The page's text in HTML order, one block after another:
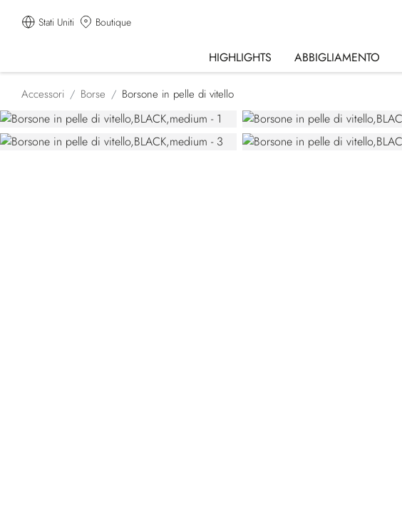
Stati Uniti Boutique
HIGHLIGHTS ABBIGLIAMENTO
Accessori Borse Borsone in pelle di vitello